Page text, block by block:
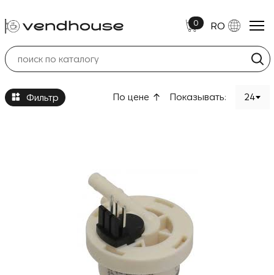
0 RO
Alte Piese
Фильтр По цене Показывать: 24